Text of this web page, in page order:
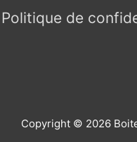
Politique de
Copyright © 2026